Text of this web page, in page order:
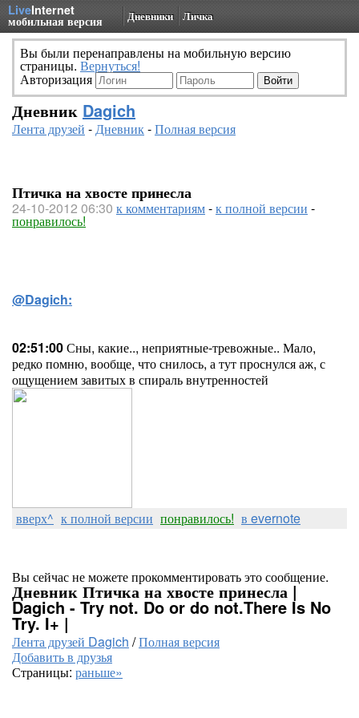
LiveInternet
мобильная версия Дневники Личка
Вы были перенаправлены на мобильную версию
страницы. Вернуться!
Авторизация
Дневник Dagich
Лента друзей -Дневник-Полная версия
Птичка на хвосте принесла
24-10-2012 06:30 к комментариям-к полной версии -
понравилось!
@Dagich:
02:51:00Сны, какие.., неприятные-тревожные.. Мало,
редко помню, вообще, что снилось, а тут проснулся аж, с
ощущением завитых в спираль внутренностей
вверх^ к полной версии понравилось! в evernote
Вы сейчас не можете прокомментировать это сообщение.
Дневник Птичка на хвосте принесла |
Dagich - Try not. Do or do not.There Is No
Try. I+ |
Лента друзей Dagich /Полная версия
Добавить в друзья
Страницы: раньше»